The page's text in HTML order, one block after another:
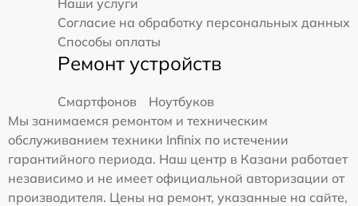
Согласие на обработку персональных данных
Способы оплаты
Ремонт устройств
Смартфонов
Ноутбуков
Мы занимаемся ремонтом и техническим
обслуживанием техники Infinix по истечении
гарантийного периода. Наш центр в Казани работает
независимо и не имеет официальной авторизации от
производителя. Цены на ремонт, указанные на сайте,